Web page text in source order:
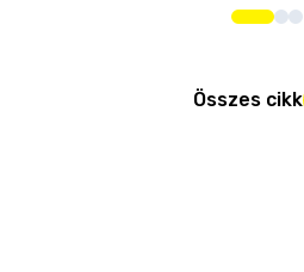
Összes cikk